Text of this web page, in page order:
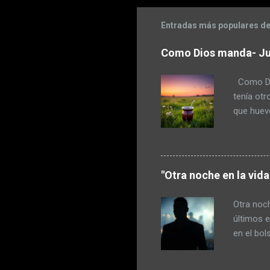
Entradas más populares
Como Dios manda-
Como
tenía
que
maza.
pensó
había
hecho
regaló
"Otra noche en la
Otra
últimos
en el